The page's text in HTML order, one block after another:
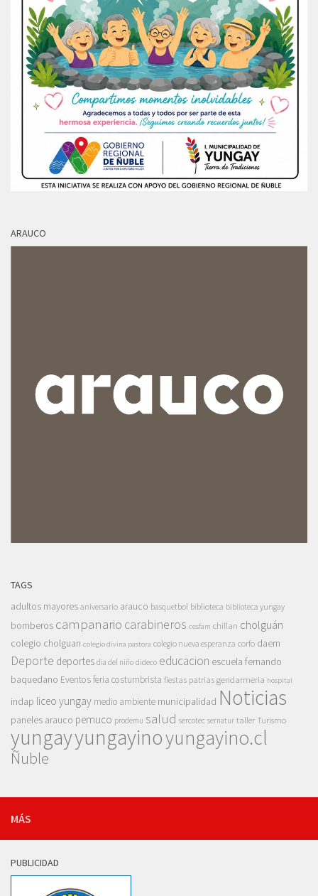
ARAUCO
TAGS
adultos mayores aniversario arauco basquetbol biblioteca biblioteca yungay
bomberos campanario carabineros cesfam chillan cholguán
colegio cholguan colegio divina pastora colegio nueva esperanza corfo daem
Deporte deportes dia del niño dideco educacion escuela fernando
baquedano Eventosferia costumbrista fiestas patrias gendarmeria hospital
indap liceo yungay medio ambiente municipalidad Noticias
paneles arauco pemuco prodemu salud sercotec sernatur taller Turismo
yungayyungayinoyungayino.cl
Ñuble
MÁS
PUBLICIDAD